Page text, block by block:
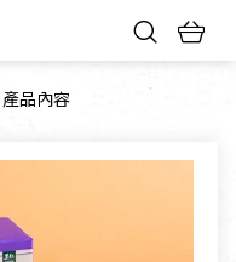
目前頁面：
產品內容